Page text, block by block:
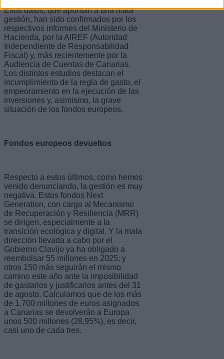
Esos datos, que apuntan a una mala
gestión, han sido confirmados por los
respectivos informes del Ministerio de
Hacienda, por la AIREF (Autoridad
Independiente de Responsabilidad
Fiscal) y, más recientemente por la
Audiencia de Cuentas de Canarias.
Los distintos estudios destacan el
incumplimiento de la regla de gasto, el
empeoramiento en la ejecución de las
inversiones y, asimismo, la grave
situación de los fondos europeos.
Fondos europeos devueltos
Respecto a estos últimos, como hemos
venido denunciando, la gestión es muy
negativa. Estos fondos Next
Generation, con cargo al Mecanismo
de Recuperación y Resiliencia (MRR)
se dirigen, especialmente a la
transición ecológica y digital. Y la mala
dirección llevada a cabo por el
Gobierno Clavijo ya ha obligado a
reembolsar 55 millones en 2025; y
otros 150 más seguirán el mismo
camino este año ante la imposibilidad
de gastarlos y justificarlos antes del 31
de agosto. Calculamos que de los más
de 1.700 millones de euros asignados
a Canarias se devolverán a Europa
unos 500 millones (28,95%), es decir,
casi uno de cada tres.